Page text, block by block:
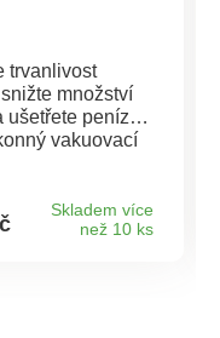
trvanlivost
množství
ušetřete peníze.
vakuovací
mnoho dalšího
déle čerstvé.
Skladem více
než 10 ks